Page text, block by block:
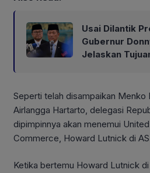
Usai Dilantik
Gubernur
Jelaskan
Seperti telah disampaikan Menko
Airlangga Hartarto, delegasi
dipimpinnya akan menemui
Commerce, Howard Lutnick di
Ketika bertemu Howard Lutnick